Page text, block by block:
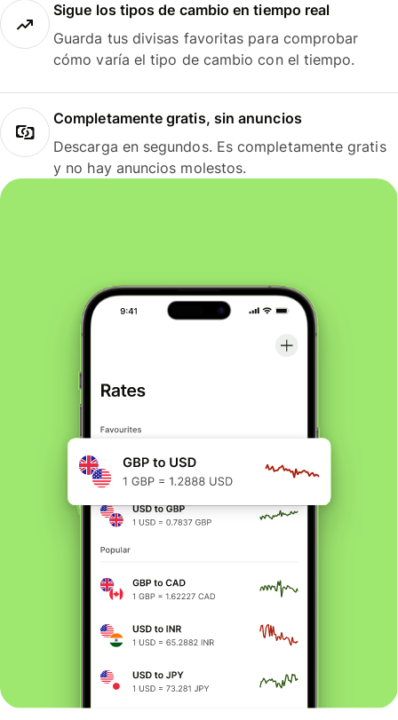
Sigue los tipos de cambio en tiempo real
Guarda tus divisas favoritas para comprobar
cómo varía el tipo de cambio con el tiempo.
Completamente gratis, sin anuncios
Descarga en segundos. Es completamente gratis
y no hay anuncios molestos.